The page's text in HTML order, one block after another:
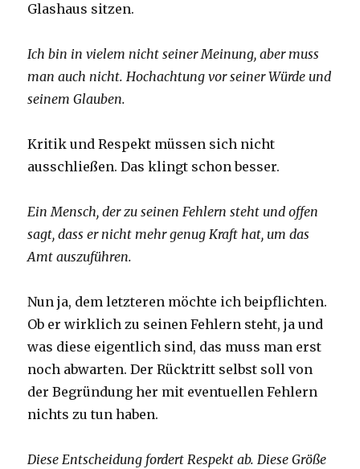
Glashaus sitzen.
Ich bin in vielem nicht seiner Meinung, aber muss
man auch nicht. Hochachtung vor seiner Würde und
seinem Glauben.
Kritik und Respekt müssen sich nicht
ausschließen. Das klingt schon besser.
Ein Mensch, der zu seinen Fehlern steht und offen
sagt, dass er nicht mehr genug Kraft hat, um das
Amt auszuführen.
Nun ja, dem letzteren möchte ich beipflichten.
Ob er wirklich zu seinen Fehlern steht, ja und
was diese eigentlich sind, das muss man erst
noch abwarten. Der Rücktritt selbst soll von
der Begründung her mit eventuellen Fehlern
nichts zu tun haben.
Diese Entscheidung fordert Respekt ab. Diese Größe